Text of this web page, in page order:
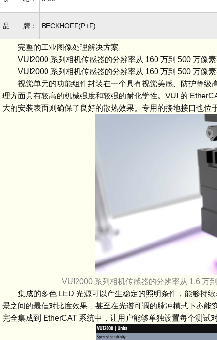
品 牌： BECKHOFF(P+F)
完整的工业图像处理解决方案
VUI2000 系列相机传感器的分辨率从 160 万到 500 万像
VUI2000 系列相机传感器的分辨率从 160 万到 500 万像
视觉单元的功能组件封装在一个具有视觉美感、防护等
理方面具有较高的机械强度和较强的耐化学性。VUI 的
大的安装表面则确保了良好的散热效果。专用的接地接口也位
VUI2000 系列相机传感器的分辨率从 1.6 万
集成的多色 LED 光源可以产生稳定的照明条件，能够持
景之间的最佳对比度效果，甚至在光谱可调的脉冲模式下亦
完全集成到 EtherCAT 系统中，让用户能够单独设置每个测试